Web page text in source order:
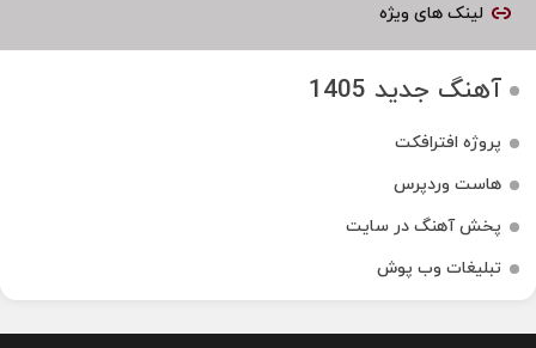
لینک های ویژه
آهنگ جدید 1405
پروژه افترافکت
هاست وردپرس
پخش آهنگ در سایت
تبلیغات وب پوش